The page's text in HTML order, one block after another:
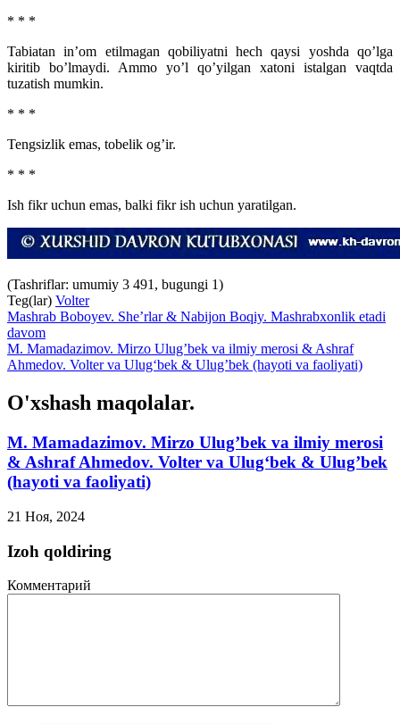
* * *
Tabiatan in’om etilmagan qobiliyatni hech qaysi yoshda qo’lga
kiritib bo’lmaydi. Ammo yo’l qo’yilgan xatoni istalgan vaqtda
tuzatish mumkin.
* * *
Tengsizlik emas, tobelik og’ir.
* * *
Ish fikr uchun emas, balki fikr ish uchun yaratilgan.­
(Tashriflar: umumiy 3 491, bugungi 1)
Teg(lar) Volter
Mashrab Boboyev. She’rlar & Nabijon Boqiy. Mashrabxonlik etadi
davom
M. Mamadazimov. Mirzo Ulug’bek va ilmiy merosi & Ashraf
Ahmedov. Volter va Ulug‘bek & Ulug’bek (hayoti va faoliyati)
O'xshash maqolalar.
M. Mamadazimov. Mirzo Ulug’bek va ilmiy merosi
& Ashraf Ahmedov. Volter va Ulug‘bek & Ulug’bek
(hayoti va faoliyati)
21 Ноя, 2024
Izoh qoldiring
Комментарий